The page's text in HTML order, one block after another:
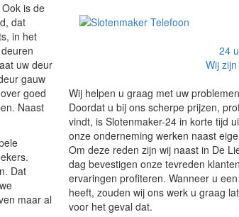
is de
dat
in het
uw deur
gauw
goed
Naast
Dat
maar al
24
Wij
Wij helpen u graag met uw
Doordat u bij ons scherpe prijzen,
vindt, is Slotenmaker-24 in korte tijd
onze onderneming werken naast
Om deze reden zijn wij naast in De
dag bevestigen onze tevreden
ervaringen profiteren. Wanneer u
heeft, zouden wij ons werk u graag
voor het geval dat.